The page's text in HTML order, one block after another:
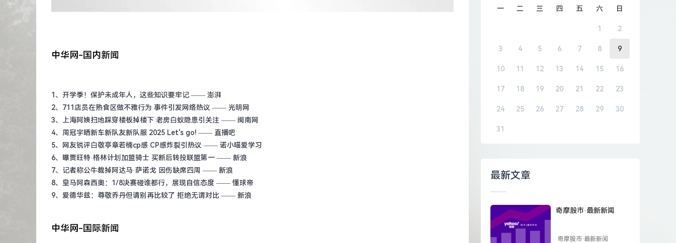
中华网-国内新闻
1、 开学季！保护未成年人，这些知识要牢记 —— 澎湃
2、 711店员在熟食区做不雅行为 事件引发网络热议 —— 光明网
3、 上海阿姨扫地踩穿楼板掉楼下 老房白蚁隐患引关注 —— 闽南网
4、 周冠宇晒新车新队友新队服 2025 Let's go! —— 直播吧
5、
网友锐评白敬亭章若楠cp感 CP感炸裂引热议 —— 诺小喵爱学习
6、 曝贾旺特·格林计划加盟骑士 买断后转投联盟第一 —— 新浪
7、 记者称公牛裁掉阿达马·萨诺戈 因伤缺席四周 —— 新浪
8、 皇马阿森西奥：1/8决赛碰谁都行，展现自信态度 —— 懂球帝
9、 爱德华兹：尊敬乔丹但请别再比较了 拒绝无谓对比 —— 新浪
中华网-国际新闻
一 二 三 四 五 六 日
1 2
3 4 5 6 7 8 9
10 11 12 13 14 15 16
17 18 19 20 21 22 23
24 25 26 27 28 29 30
31
最新文章
奇摩股市·最新新闻
奇摩股市·最新新闻